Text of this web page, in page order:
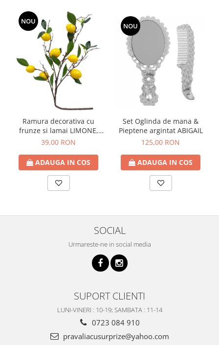
NOU
Ramura decorativa cu
frunze si lamai LIMONE,
65cm
39,00 RON
ADAUGA IN COS
NOU
Set Oglinda de mana &
Pieptene argintat ABIGAIL
125,00 RON
ADAUGA IN COS
SOCIAL
Urmareste-ne in social media
SUPORT CLIENTI
LUNI-VINERI : 10-19; SAMBATA : 11-14
0723 084 910
pravaliacusurprize@yahoo.com